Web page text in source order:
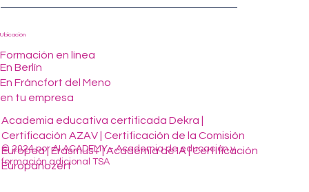
Ubicación
Formación en línea
En Berlín
En Fráncfort del Meno
en tu empresa
© 2024 por AI ACADEMY - Academia de educación y
formación adicional TSA
Academia educativa certificada Dekra |
Certificación AZAV | Certificación de la Comisión
Europea | Erasmus+ | Academia de IA | Certificación
Europanozert